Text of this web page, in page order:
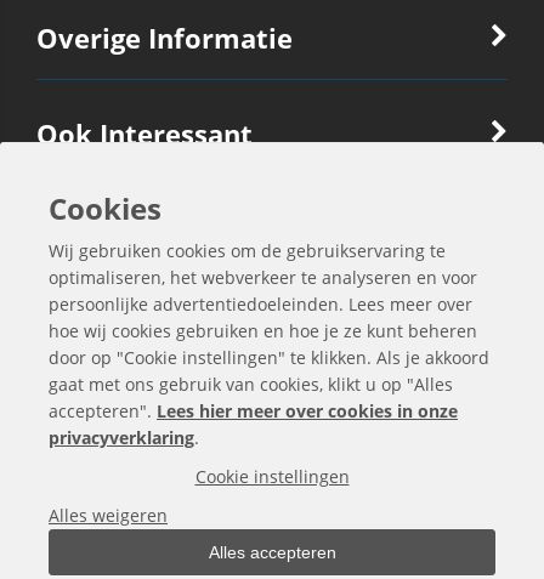
Overige Informatie
Ook Interessant
Contactgegevens
Alle bedragen zijn exclusief BTW
Cookies
Wij gebruiken cookies om de gebruikservaring te
optimaliseren, het webverkeer te analyseren en voor
persoonlijke advertentiedoeleinden. Lees meer over
hoe wij cookies gebruiken en hoe je ze kunt beheren
door op "Cookie instellingen" te klikken. Als je akkoord
gaat met ons gebruik van cookies, klikt u op "Alles
accepteren". Lees hier meer over cookies in onze
privacyverklaring.
Cookie instellingen
Alles weigeren
Alles accepteren